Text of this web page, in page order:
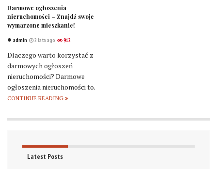
i
g
a
t
i
o
n
Darmowe ogłoszenia
nieruchomości – Znajdź swoje
wymarzone mieszkanie!
admin 2 lata ago 912
Dlaczego warto korzystać z
darmowych ogłoszeń
nieruchomości? Darmowe
ogłoszenia nieruchomości to.
CONTINUE READING
Latest Posts